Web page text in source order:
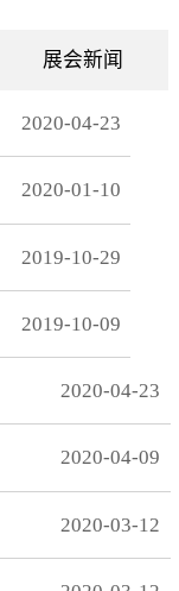
展会新闻
2020-04-23
2020-01-10
2019-10-29
2019-10-09
2020-04-23
2020-04-09
2020-03-12